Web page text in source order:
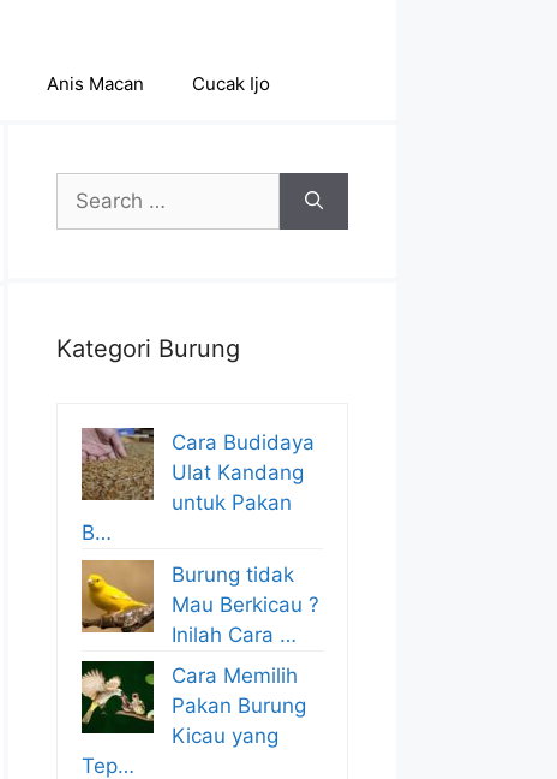
Anis Macan Cucak Ijo
Search
for:
Kategori Burung
Cara Budidaya
Ulat Kandang
untuk Pakan
B…
Burung tidak
Mau Berkicau ?
Inilah Cara …
Cara Memilih
Pakan Burung
Kicau yang
Tep…